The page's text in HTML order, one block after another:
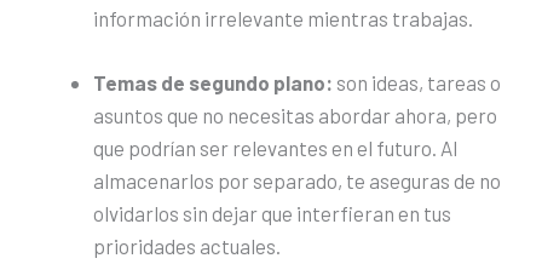
información irrelevante mientras trabajas.
Temas de segundo plano: son ideas, tareas o
asuntos que no necesitas abordar ahora, pero
que podrían ser relevantes en el futuro. Al
almacenarlos por separado, te aseguras de no
olvidarlos sin dejar que interfieran en tus
prioridades actuales.